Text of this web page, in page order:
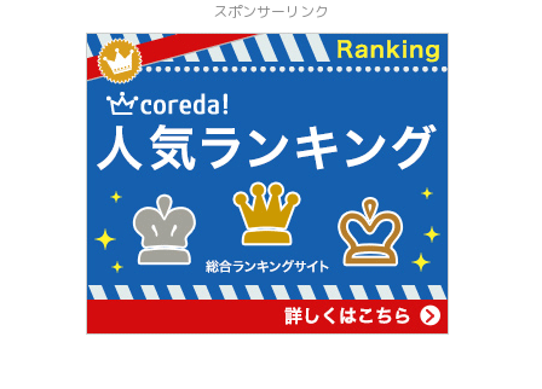
スポンサーリンク